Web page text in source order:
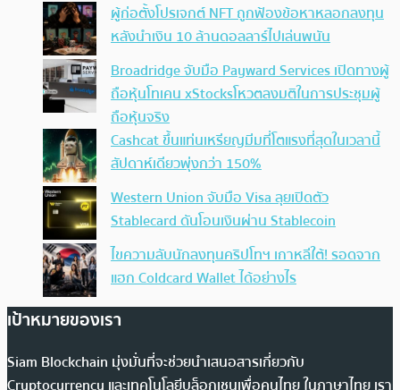
ผู้ก่อตั้งโปรเจกต์ NFT ถูกฟ้องข้อหาหลอกลงทุน
หลังนำเงิน 10 ล้านดอลลาร์ไปเล่นพนัน
Broadridge จับมือ Payward Services เปิดทางผู้
ถือหุ้นโทเคน xStocksโหวตลงมติในการประชุมผู้
ถือหุ้นจริง
Cashcat ขึ้นแท่นเหรียญมีมที่โตแรงที่สุดในเวลานี้
สัปดาห์เดียวพุ่งกว่า 150%
Western Union จับมือ Visa ลุยเปิดตัว
Stablecard ดันโอนเงินผ่าน Stablecoin
ไขความลับนักลงทุนคริปโทฯ เกาหลีใต้! รอดจาก
แฮก Coldcard Wallet ได้อย่างไร
เป้าหมายของเรา
Siam Blockchain มุ่งมั่นที่จะช่วยนำเสนอสารเกี่ยวกับ